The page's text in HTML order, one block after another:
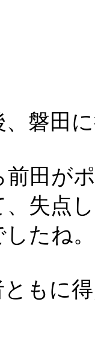
磐田
田が
失点
たね。
もに